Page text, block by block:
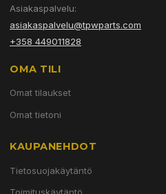
Asiakaspalvelu:
asiakaspalvelu@tpwparts.com
+358 449011828
OMA TILI
Omat tilaukset
Omat tietoni
KAUPANEHDOT
Tietosuojakäytäntö